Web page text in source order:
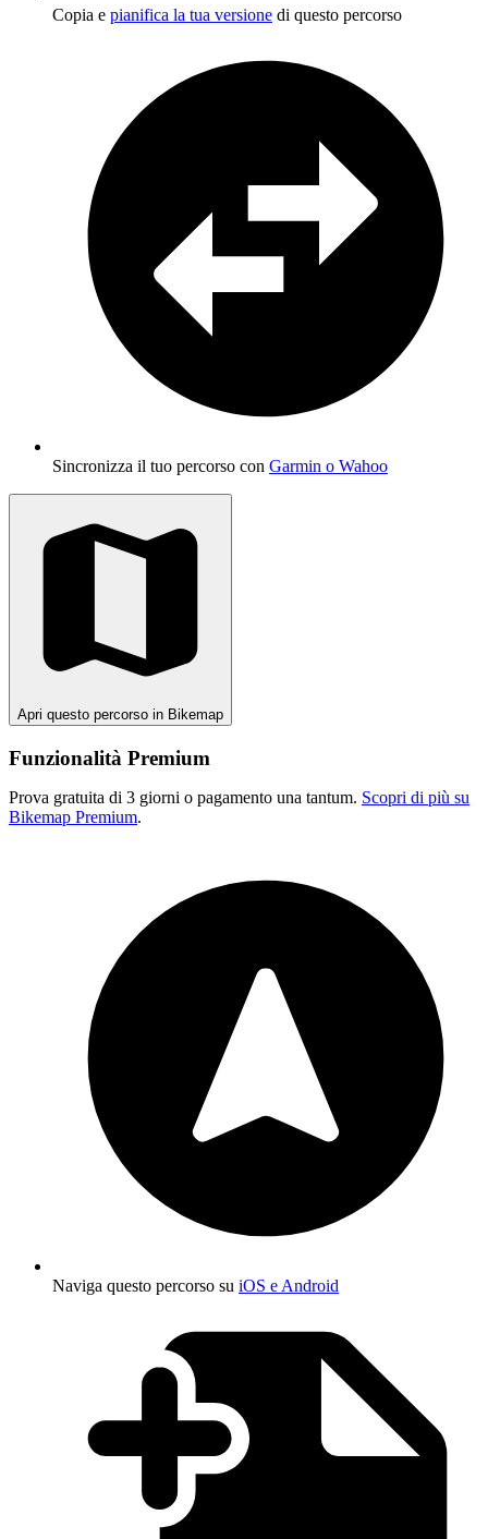
Copia e pianifica la tua versione di questo percorso
Sincronizza il tuo percorso con Garmin o Wahoo
Apri questo percorso in Bikemap
Funzionalità Premium
Prova gratuita di 3 giorni o pagamento una tantum. Scopri di più su
Bikemap Premium.
Naviga questo percorso su iOS e Android